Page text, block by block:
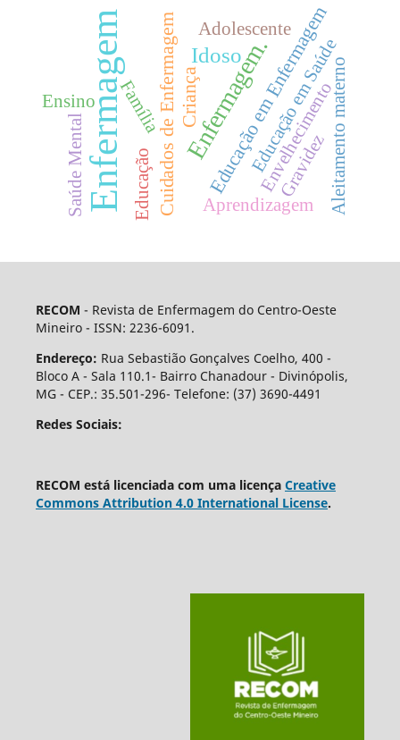
Enfermagem Enfermagem.
Idoso
Cuidados de EnfermagemCriançaEducação em Enfermagem
Educação em Saúde
Envelhecimento
Adolescente
Família Aleitamento materno
Ensino
Aprendizagem
Educação Gravidez
Saúde Mental
RECOM - Revista de Enfermagem do Centro-Oeste
Mineiro - ISSN: 2236-6091.
Endereço: Rua Sebastião Gonçalves Coelho, 400 -
Bloco A - Sala 110.1- Bairro Chanadour - Divinópolis,
MG - CEP.: 35.501-296- Telefone: (37) 3690-4491
Redes Sociais:
RECOM está licenciada com uma licença Creative
Commons Attribution 4.0 International License.